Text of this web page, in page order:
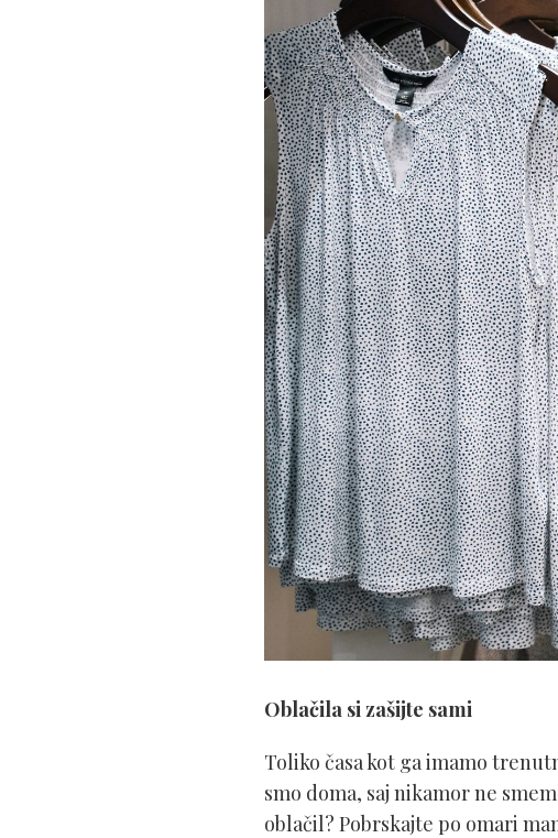
Oblačila si zašijte sami
Toliko časa kot ga imamo
smo doma, saj nikamor ne
oblačil? Pobrskajte po omari